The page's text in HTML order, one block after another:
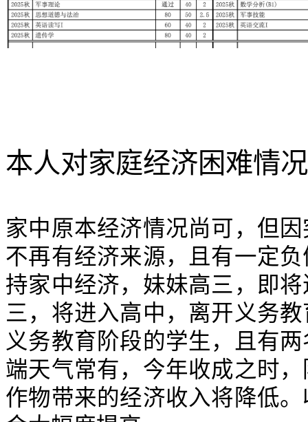
本人对家庭经济困难情
家中原本经济情况尚可，但
不再有经济来源，且有一定
持家中经济，妹妹高三，即
三，将进入高中，离开义务
义务教育阶段的学生，且有
端天气常有，今年收成之时
作物带来的经济收入将降低